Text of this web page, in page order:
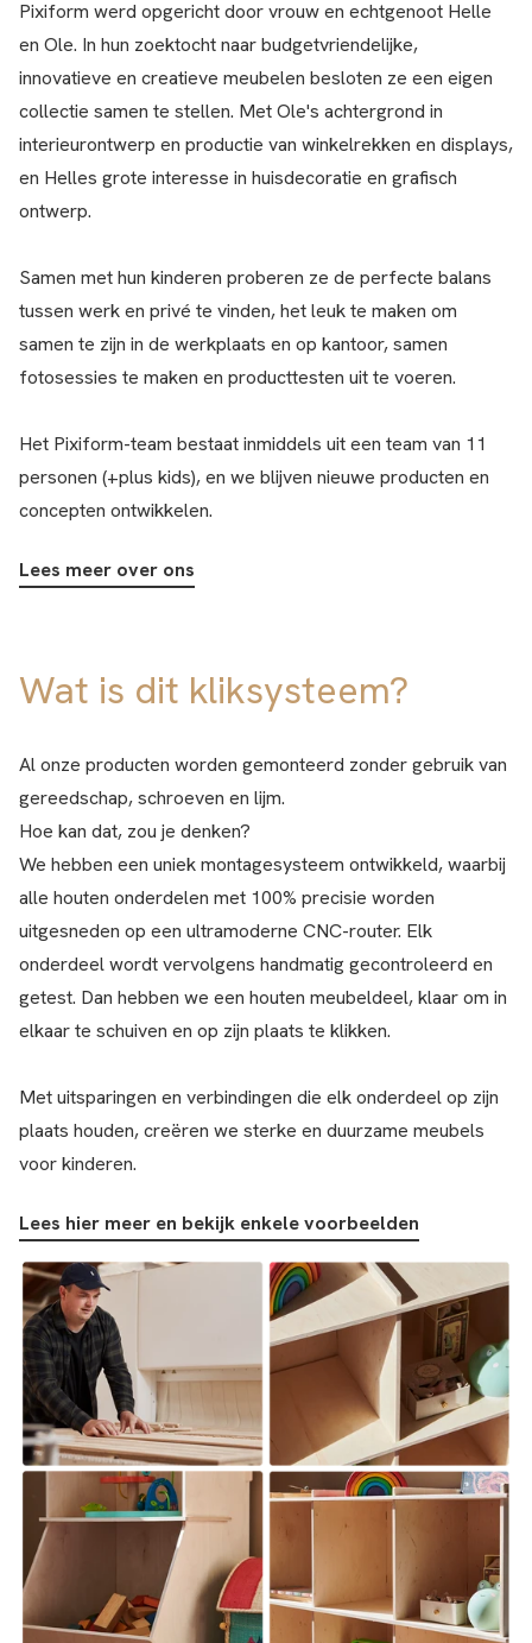
Pixiform werd opgericht door vrouw en echtgenoot Helle
en Ole. In hun zoektocht naar budgetvriendelijke,
innovatieve en creatieve meubelen besloten ze een eigen
collectie samen te stellen. Met Ole's achtergrond in
interieurontwerp en productie van winkelrekken en displays,
en Helles grote interesse in huisdecoratie en grafisch
ontwerp.
Samen met hun kinderen proberen ze de perfecte balans
tussen werk en privé te vinden, het leuk te maken om
samen te zijn in de werkplaats en op kantoor, samen
fotosessies te maken en producttesten uit te voeren.
Het Pixiform-team bestaat inmiddels uit een team van 11
personen (+plus kids), en we blijven nieuwe producten en
concepten ontwikkelen.
Lees meer over ons
Wat is dit kliksysteem?
Al onze producten worden gemonteerd zonder gebruik van
gereedschap, schroeven en lijm.
Hoe kan dat, zou je denken?
We hebben een uniek montagesysteem ontwikkeld, waarbij
alle houten onderdelen met 100% precisie worden
uitgesneden op een ultramoderne CNC-router. Elk
onderdeel wordt vervolgens handmatig gecontroleerd en
getest. Dan hebben we een houten meubeldeel, klaar om in
elkaar te schuiven en op zijn plaats te klikken.
Met uitsparingen en verbindingen die elk onderdeel op zijn
plaats houden, creëren we sterke en duurzame meubels
voor kinderen.
Lees hier meer en bekijk enkele voorbeelden